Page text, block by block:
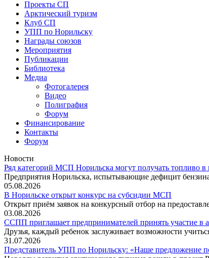
Проекты СП
Арктический туризм
Клуб СП
УПП по Норильску
Награды союзов
Мероприятия
Публикации
Библиотека
Медиа
Фотогалерея
Видео
Полиграфия
Форум
Финансирование
Контакты
Форум
Новости
Ряд категорий МСП Норильска могут получать топливо в
Предприятия Норильска, испытывающие дефицит
05.08.2026
В Норильске открыт конкурс на субсидии МСП
Открыт приём заявок на конкурсный отбор на
03.08.2026
ССПП приглашает предпринимателей принять участие в
Друзья, каждый ребенок заслуживает возможности
31.07.2026
Представитель УПП по Норильску: «Наше предложение